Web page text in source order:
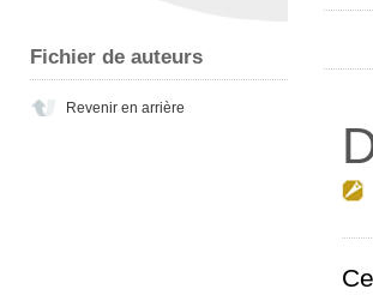
Fichier de auteurs
Revenir en arrière